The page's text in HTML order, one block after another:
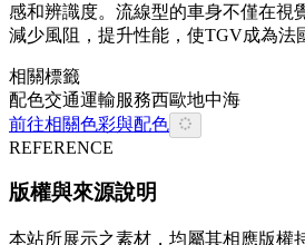
感和辨識度。流線型的車身不僅在視
減少風阻，提升性能，使TGV成為法
相關標籤
配色交通運輸服務西歐地中海
前往相關色彩與配色
REFERENCE
版權與來源說明
本站所展示之素材，均屬其相應版權